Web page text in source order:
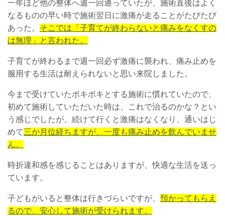
一年ほど他の整体へ週一回通っていたが、施術直後はよく
なるものの早い時で施術翌日に激痛が走ることがたびたび
あった。 そこでは「子育てが終わらないと痛みをなくすの
は無理」と言われた。
子育てが終わるまで週一回必ず激痛に襲われ、痛み止めを
服用する生活は耐えられないと思い来院しました。
今まで受けていたボキボキとする施術に慣れていたので、
初めて施術していただいた時は、これで治るのかな？とい
う感じでしたが、続けて行くと激痛はなくなり、通いはじ
めて三か月位経ちますが、一度も痛み止めを飲んでいませ
ん。
時折違和感を感じることはありますが、快適な生活を送っ
ています。
子どもがいると整体は行きづらいですが、 預かってもらえ
るので、安心して施術が受けられます。